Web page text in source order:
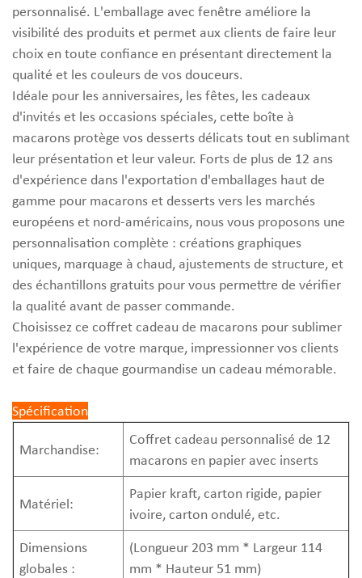
personnalisé. L'emballage avec fenêtre améliore la
visibilité des produits et permet aux clients de faire leur
choix en toute confiance en présentant directement la
qualité et les couleurs de vos douceurs.
Idéale pour les anniversaires, les fêtes, les cadeaux
d'invités et les occasions spéciales, cette boîte à
macarons protège vos desserts délicats tout en sublimant
leur présentation et leur valeur. Forts de plus de 12 ans
d'expérience dans l'exportation d'emballages haut de
gamme pour macarons et desserts vers les marchés
européens et nord-américains, nous vous proposons une
personnalisation complète : créations graphiques
uniques, marquage à chaud, ajustements de structure, et
des échantillons gratuits pour vous permettre de vérifier
la qualité avant de passer commande.
Choisissez ce coffret cadeau de macarons pour sublimer
l'expérience de votre marque, impressionner vos clients
et faire de chaque gourmandise un cadeau mémorable.
Spécification
Marchandise:
Coffret cadeau personnalisé de 12
macarons en papier avec inserts
Matériel:
Papier kraft, carton rigide, papier
ivoire, carton ondulé, etc.
Dimensions
globales :
(Longueur 203 mm * Largeur 114
mm * Hauteur 51 mm)